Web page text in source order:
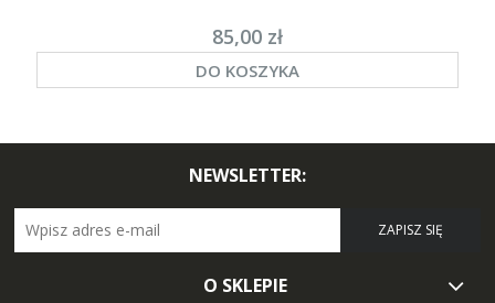
85,00 zł
DO KOSZYKA
NEWSLETTER:
ZAPISZ SIĘ
O SKLEPIE